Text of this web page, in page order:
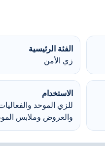
الفئة الرئيسية
زي الأمن
الاستخدام
للزي الموحد
والعروض وملابس